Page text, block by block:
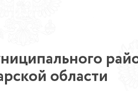
области